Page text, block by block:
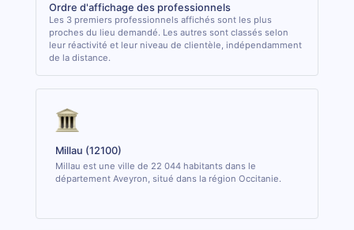
Ordre d'affichage des professionnels
Les 3 premiers professionnels affichés sont les plus
proches du lieu demandé. Les autres sont classés selon
leur réactivité et leur niveau de clientèle, indépendamment
de la distance.
Millau (12100)
Millau est une ville de 22 044 habitants dans le
département Aveyron, situé dans la région Occitanie.